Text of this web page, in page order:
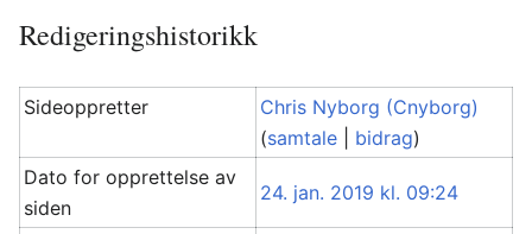
Redigeringshistorikk
Sideoppretter
Chris Nyborg (Cnyborg)
(samtale bidrag)
Dato for opprettelse av
siden
24. jan. 2019 kl. 09:24